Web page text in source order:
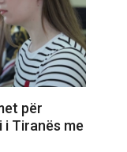
për
Tiranës me